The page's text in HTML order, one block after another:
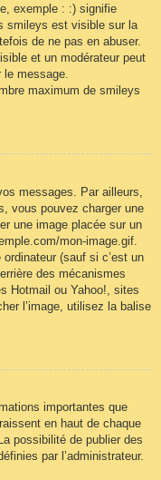
exemple : :) signifie
smileys est visible sur la
de ne pas en abuser.
et un modérateur peut
message.
maximum de smileys
messages. Par ailleurs,
vous pouvez charger une
une image placée sur un
mon-image.gif.
(sauf si c’est un
des mécanismes
Hotmail ou Yahoo!, sites
l’image, utilisez la balise
importantes que
en haut de chaque
possibilité de publier des
par l’administrateur.